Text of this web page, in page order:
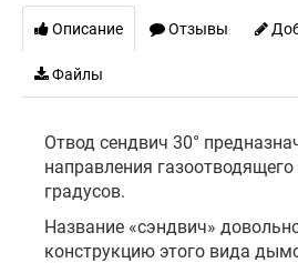
Описание Отзывы
Файлы
Отвод сендвич 30°
направления газоотводящего
градусов.
Название «сэндвич»
конструкцию этого вида